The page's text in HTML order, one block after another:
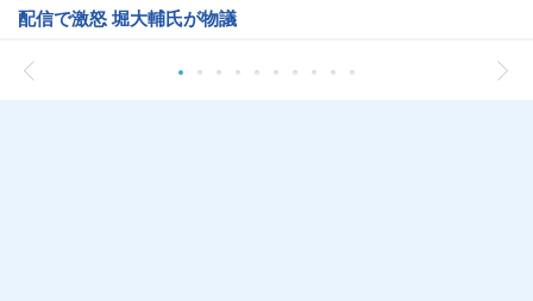
配信で激怒 堀大輔氏が物議